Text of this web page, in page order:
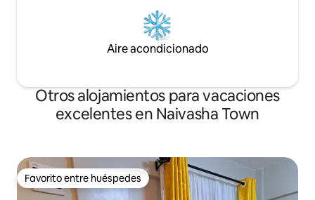
Aire acondicionado
Otros alojamientos para vacaciones
excelentes en Naivasha Town
Favorito entre huéspedes
Favorito entre huéspedes